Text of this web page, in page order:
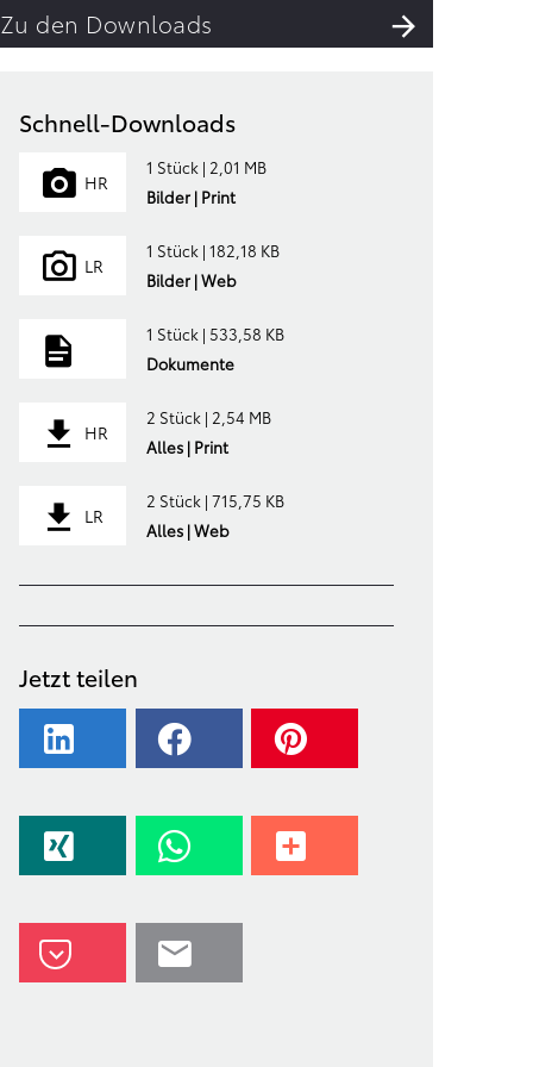
Zu den Downloads
Schnell-Downloads
HR
1 Stück | 2,01 MB
Bilder | Print
LR
1 Stück | 182,18 KB
Bilder | Web
1 Stück | 533,58 KB
Dokumente
HR
2 Stück | 2,54 MB
Alles | Print
LR
2 Stück | 715,75 KB
Alles | Web
Jetzt teilen